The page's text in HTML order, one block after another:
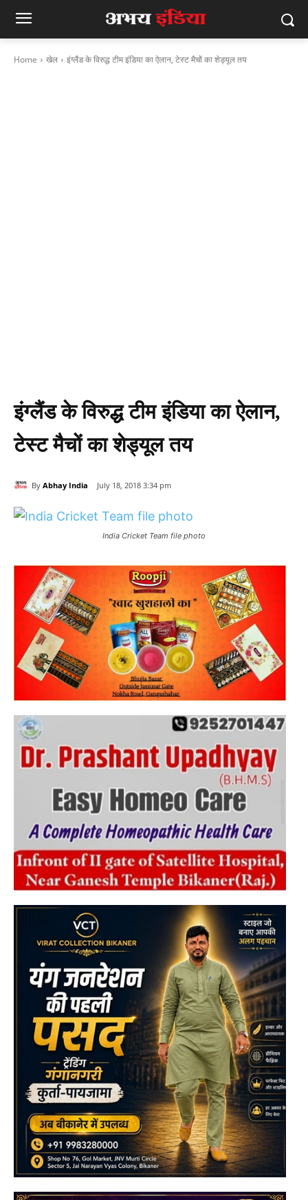
Home खेल इंग्लैंड के विरुद्ध टीम इंडिया का ऐलान, टेस्ट मैचों का शेड्यूल तय
इंग्लैंड के विरुद्ध टीम इंडिया का ऐलान,
टेस्ट मैचों का शेड्यूल तय
By Abhay India July 18, 2018 3:34 pm
India Cricket Team file photo